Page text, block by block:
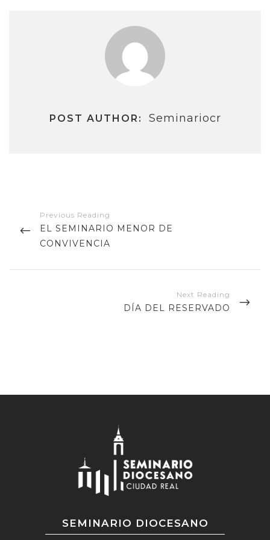
POST AUTHOR: Seminariocr
entradas
PREVIOUS
POST
EL SEMINARIO MENOR DE
CONVIVENCIA
NEXT
DÍA DEL RESERVADO
SEMINARIO DIOCESANO